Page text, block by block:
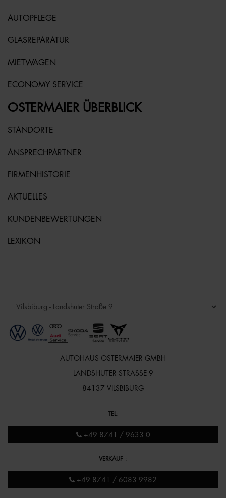
AUTOPFLEGE
GLASREPARATUR
MIETWAGEN
ECONOMY SERVICE
OSTERMAIER ÜBERBLICK
STANDORTE
ANSPRECHPARTNER
FIRMENHISTORIE
AKTUELLES
KUNDENBEWERTUNGEN
LEXIKON
AUTOHAUS OSTERMAIER GMBH
LANDSHUTER STRASSE 9
84137 VILSBIBURG
TEL :
+49 8741 / 9633 0
VERKAUF :
+49 8741 / 6083 9982